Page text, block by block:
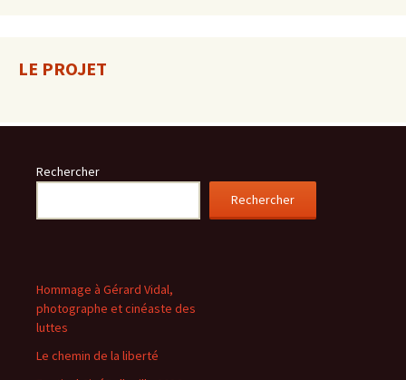
LE PROJET
Rechercher
Rechercher
Hommage à Gérard Vidal,
photographe et cinéaste des
luttes
Le chemin de la liberté